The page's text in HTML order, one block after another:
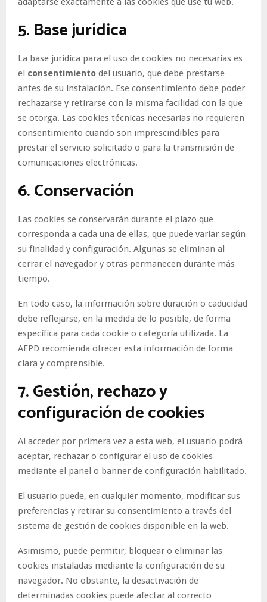
5. Base jurídica
La base jurídica para el uso de cookies no necesarias es
el consentimiento del usuario, que debe prestarse
antes de su instalación. Ese consentimiento debe poder
rechazarse y retirarse con la misma facilidad con la que
se otorga. Las cookies técnicas necesarias no requieren
consentimiento cuando son imprescindibles para
prestar el servicio solicitado o para la transmisión de
comunicaciones electrónicas.
6. Conservación
Las cookies se conservarán durante el plazo que
corresponda a cada una de ellas, que puede variar según
su finalidad y configuración. Algunas se eliminan al
cerrar el navegador y otras permanecen durante más
tiempo.
En todo caso, la información sobre duración o caducidad
debe reflejarse, en la medida de lo posible, de forma
específica para cada cookie o categoría utilizada. La
AEPD recomienda ofrecer esta información de forma
clara y comprensible.
7. Gestión, rechazo y
configuración de cookies
Al acceder por primera vez a esta web, el usuario podrá
aceptar, rechazar o configurar el uso de cookies
mediante el panel o banner de configuración habilitado.
El usuario puede, en cualquier momento, modificar sus
preferencias y retirar su consentimiento a través del
sistema de gestión de cookies disponible en la web.
Asimismo, puede permitir, bloquear o eliminar las
cookies instaladas mediante la configuración de su
navegador. No obstante, la desactivación de
determinadas cookies puede afectar al correcto